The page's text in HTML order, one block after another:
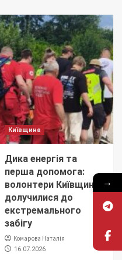
Київщина
Дика енергія та
перша допомога:
волонтери Київщини
долучилися до
екстремального
забігу
Комарова Наталія
16.07.2026
→